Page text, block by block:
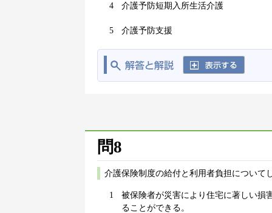
4 介護予防短期入所生活介護
5 介護予防支援
問8
介護保険制度の給付と利用者負担について
1
被保険者が災害により住宅に著しい損
ることができる。